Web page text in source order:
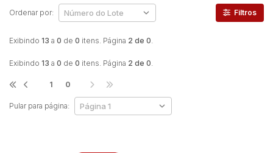
Exibindo 13 a 0 de 0 itens. Página 2 de 0.
Ordenar por: Filtros
Exibindo 13 a 0 de 0 itens. Página 2 de 0.
Pular para página:
1 0